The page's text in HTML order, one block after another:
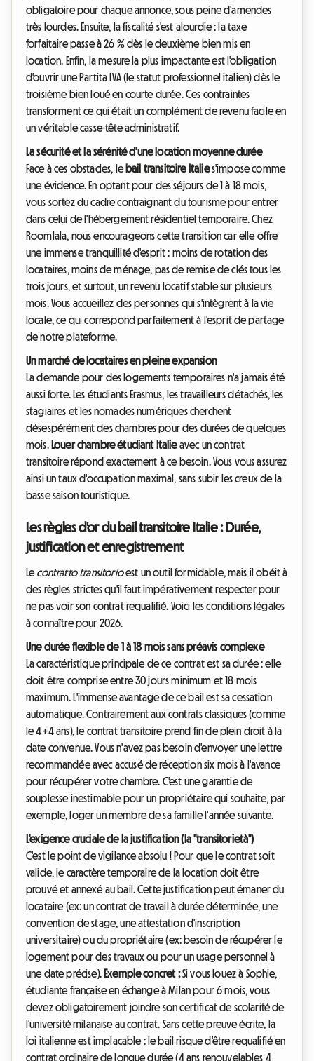
obligatoire pour chaque annonce, sous peine d'amendes
très lourdes. Ensuite, la fiscalité s'est alourdie : la taxe
forfaitaire passe à 26 % dès le deuxième bien mis en
location. Enfin, la mesure la plus impactante est l'obligation
d'ouvrir une Partita IVA (le statut professionnel italien) dès le
troisième bien loué en courte durée. Ces contraintes
transforment ce qui était un complément de revenu facile en
un véritable casse-tête administratif.
La sécurité et la sérénité d'une location moyenne durée
Face à ces obstacles, le bail transitoire Italies'impose comme
une évidence. En optant pour des séjours de 1 à 18 mois,
vous sortez du cadre contraignant du tourisme pour entrer
dans celui de l'hébergement résidentiel temporaire. Chez
Roomlala, nous encourageons cette transition car elle offre
une immense tranquillité d'esprit : moins de rotation des
locataires, moins de ménage, pas de remise de clés tous les
trois jours, et surtout, un revenu locatif stable sur plusieurs
mois. Vous accueillez des personnes qui s'intègrent à la vie
locale, ce qui correspond parfaitement à l'esprit de partage
de notre plateforme.
Un marché de locataires en pleine expansion
La demande pour des logements temporaires n'a jamais été
aussi forte. Les étudiants Erasmus, les travailleurs détachés, les
stagiaires et les nomades numériques cherchent
désespérément des chambres pour des durées de quelques
mois. Louer chambre étudiant Italieavec un contrat
transitoire répond exactement à ce besoin. Vous vous assurez
ainsi un taux d'occupation maximal, sans subir les creux de la
basse saison touristique.
Les règles d'or du bail transitoire Italie : Durée,
justification et enregistrement
Lecontratto transitorioest un outil formidable, mais il obéit à
des règles strictes qu'il faut impérativement respecter pour
ne pas voir son contrat requalifié. Voici les conditions légales
à connaître pour 2026.
Une durée flexible de 1 à 18 mois sans préavis complexe
La caractéristique principale de ce contrat est sa durée : elle
doit être comprise entre 30 jours minimum et 18 mois
maximum. L'immense avantage de ce bail est sa cessation
automatique. Contrairement aux contrats classiques (comme
le 4+4 ans), le contrat transitoire prend fin de plein droit à la
date convenue. Vous n'avez pas besoin d'envoyer une lettre
recommandée avec accusé de réception six mois à l'avance
pour récupérer votre chambre. C'est une garantie de
souplesse inestimable pour un propriétaire qui souhaite, par
exemple, loger un membre de sa famille l'année suivante.
L'exigence cruciale de la justification (la "transitorietà")
C'est le point de vigilance absolu ! Pour que le contrat soit
valide, le caractère temporaire de la location doit être
prouvé et annexé au bail. Cette justification peut émaner du
locataire (ex: un contrat de travail à durée déterminée, une
convention de stage, une attestation d'inscription
universitaire) ou du propriétaire (ex: besoin de récupérer le
logement pour des travaux ou pour un usage personnel à
une date précise). Exemple concret :Si vous louez à Sophie,
étudiante française en échange à Milan pour 6 mois, vous
devez obligatoirement joindre son certificat de scolarité de
l'université milanaise au contrat. Sans cette preuve écrite, la
loi italienne est implacable : le bail risque d'être requalifié en
contrat ordinaire de longue durée (4 ans renouvelables 4